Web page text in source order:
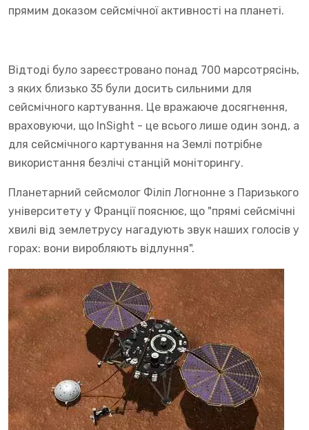
прямим доказом сейсмічної активності на планеті.
Відтоді було зареєстровано понад 700 марсотрясінь,
з яких близько 35 були досить сильними для
сейсмічного картування. Це вражаюче досягнення,
враховуючи, що InSight - це всього лише один зонд, а
для сейсмічного картування на Землі потрібне
використання безлічі станцій моніторингу.
Планетарний сейсмолог Філіп Логнонне з Паризького
університету у Франції пояснює, що "прямі сейсмічні
хвилі від землетрусу нагадують звук наших голосів у
горах: вони виробляють відлуння".